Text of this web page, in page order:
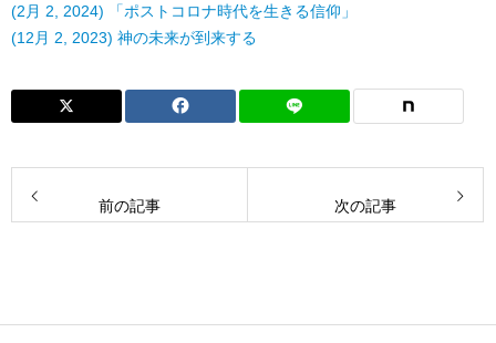
(2月 2, 2024) 「ポストコロナ時代を生きる信仰」
(12月 2, 2023) 神の未来が到来する
前の記事 次の記事